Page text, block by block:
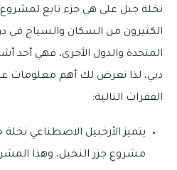
نخلة جبل علي هي جزء تابع لمشروع
الكثيرون من السكان والسياح في
المتحدة والدول الأخرى، فهي أحد
دبي، لذا نعرض لك أهم معلومات
الفقرات التالية:
يتميز الأرخبيل الاصطناعي
مشروع جزر النخيل، وهذا